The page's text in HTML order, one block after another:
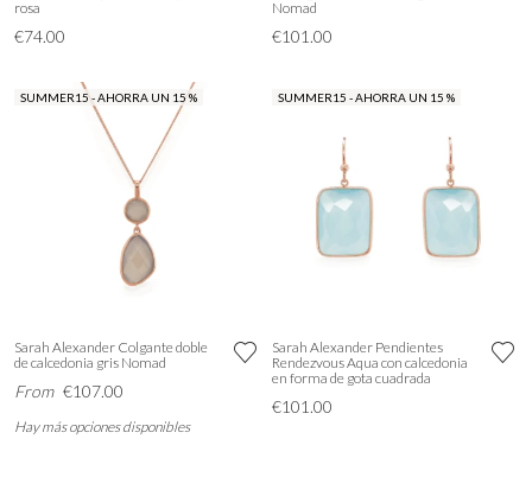
rosa
€74.00
Nomad
€101.00
SUMMER15 - AHORRA UN 15 %
Sarah Alexander Colgante doble
de calcedonia gris Nomad
From €107.00
Hay más opciones disponibles
SUMMER15 - AHORRA UN 15 %
Sarah Alexander Pendientes
Rendezvous Aqua con calcedonia
en forma de gota cuadrada
€101.00